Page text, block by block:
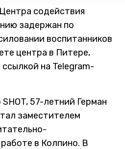
содействия
задержан по
воспитанников
центра в Питере,
ссылкой на Telegram-
57-летний Герман
заместителем
в Колпино. В